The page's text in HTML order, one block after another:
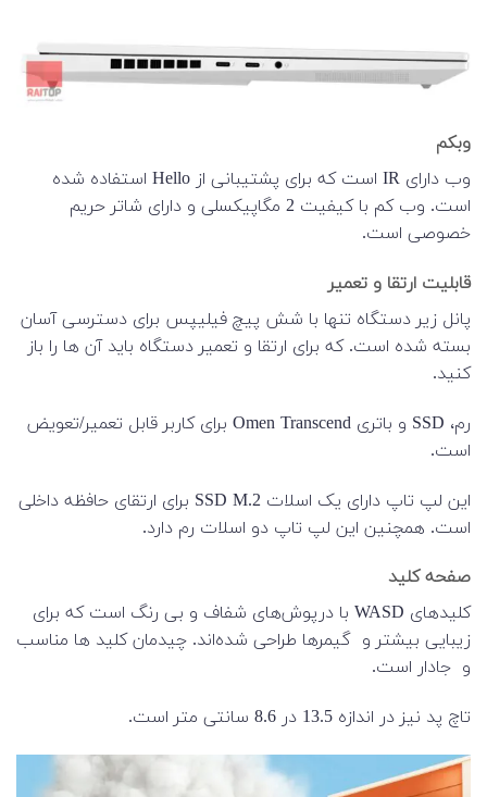
وبکم
وب دارای IR است که برای پشتیبانی از Hello استفاده شده
است. وب کم با کیفیت 2 مگاپیکسلی و دارای شاتر حریم
خصوصی است.
قابلیت ارتقا و تعمیر
پانل زیر دستگاه تنها با شش پیچ فیلیپس برای دسترسی آسان
بسته شده است. که برای ارتقا و تعمیر دستگاه باید آن ها را باز
کنید.
رم، SSD و باتری Omen Transcend برای کاربر قابل تعمیر/تعویض
است.
این لپ تاپ دارای یک اسلات SSD M.2 برای ارتقای حافظه داخلی
است. همچنین این لپ تاپ دو اسلات رم دارد.
صفحه کلید
کلیدهای WASD با درپوش‌های شفاف و بی رنگ است که برای
زیبایی بیشتر و گیمرها طراحی شده‌اند. چیدمان کلید ها مناسب
و جادار است.
تاچ پد نیز در اندازه 13.5 در 8.6 سانتی متر است.